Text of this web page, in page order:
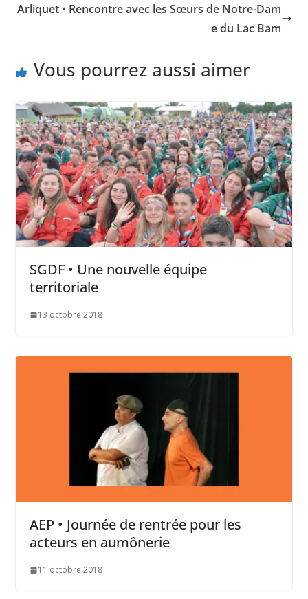
Arliquet • Rencontre avec les Sœurs de Notre-Dam
e du Lac Bam
Vous pourrez aussi aimer
SGDF • Une nouvelle équipe
territoriale
13 octobre 2018
AEP • Journée de rentrée pour les
acteurs en aumônerie
11 octobre 2018